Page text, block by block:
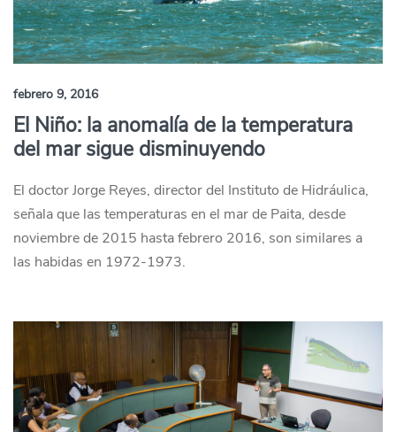
febrero 9, 2016
El Niño: la anomalía de la temperatura
del mar sigue disminuyendo
El doctor Jorge Reyes, director del Instituto de Hidráulica,
señala que las temperaturas en el mar de Paita, desde
noviembre de 2015 hasta febrero 2016, son similares a
las habidas en 1972-1973.